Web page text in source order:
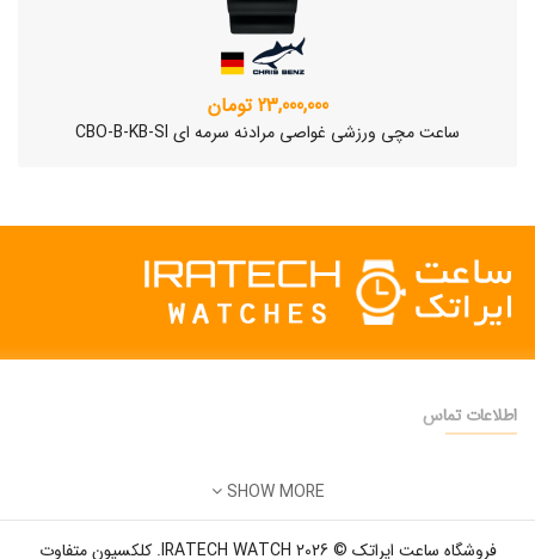
23,000,000 تومان
ساعت مچی ورزشی غواصی مرادنه سرمه ای CBO-B-KB-SI
ساعت مچی سوئیسی SLOW "AM/PM" – 01..
12,500,000 تومان
اطلاعات تماس
ایمیل:
SHOW MORE
فروشگاه ساعت ایراتک © 2026 IRATECH WATCH. کلکسیون متفاوت